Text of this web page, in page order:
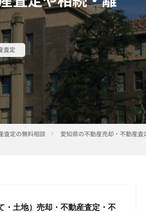
査定
査定の無料相談 愛知県の不動産売却・不動産査
・土地）売却・不動産査定・不